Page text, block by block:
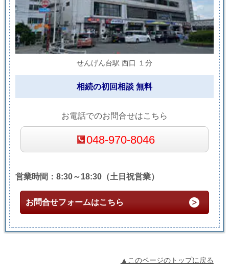
せんげん台駅 西口 １分
相続の初回相談 無料
お電話でのお問合せはこちら
048-970-8046
営業時間：8:30～18:30（土日祝営業）
お問合せフォームはこちら
▲このページのトップに戻る